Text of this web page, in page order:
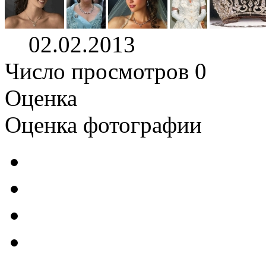
02.02.2013
Число просмотров 0
Оценка
Оценка фотографии